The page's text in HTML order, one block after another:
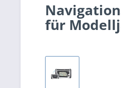
für